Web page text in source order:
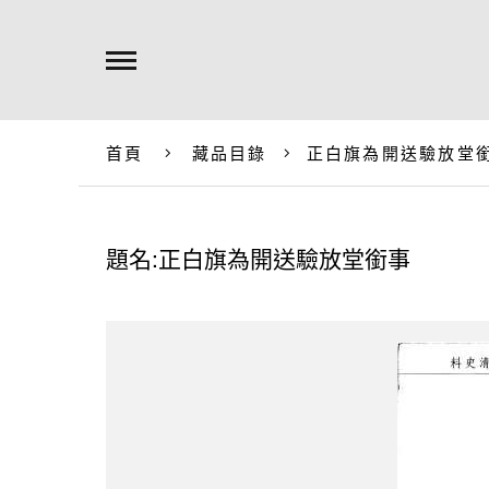
首頁 藏品目錄 正白旗為開送驗放堂
題名:正白旗為開送驗放堂銜事